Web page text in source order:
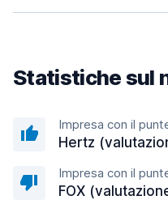
Statistiche sul
Impresa con il
Hertz
Impresa con il
FOX